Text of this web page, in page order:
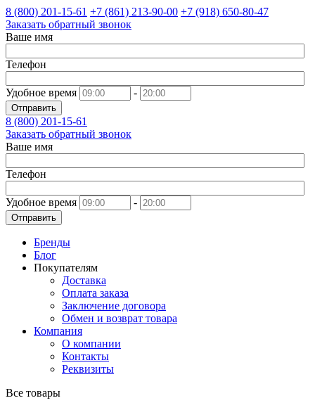
8 (800) 201-15-61 +7 (861) 213-90-00 +7 (918) 650-80-47
Заказать обратный звонок
Ваше имя
Телефон
Удобное время -
Отправить
8 (800) 201-15-61
Заказать обратный звонок
Ваше имя
Телефон
Удобное время -
Отправить
Бренды
Блог
Покупателям
Доставка
Оплата заказа
Заключение договора
Обмен и возврат товара
Компания
О компании
Контакты
Реквизиты
Все товары